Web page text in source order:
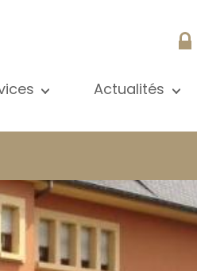
Accès privé
locative
Actualités
Blog